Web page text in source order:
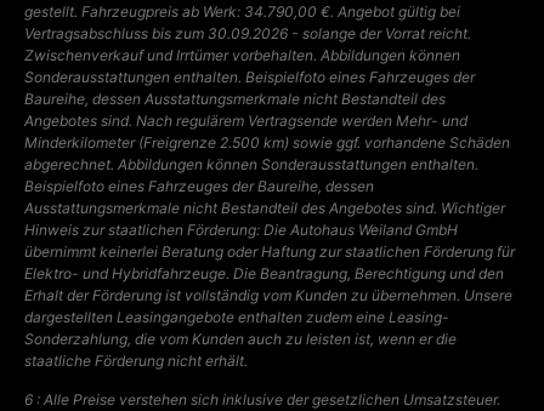
gestellt. Fahrzeugpreis ab Werk: 34.790,00 €. Angebot gültig bei
Vertragsabschluss bis zum 30.09.2026 - solange der Vorrat reicht.
Zwischenverkauf und Irrtümer vorbehalten. Abbildungen können
Sonderausstattungen enthalten. Beispielfoto eines Fahrzeuges der
Baureihe, dessen Ausstattungsmerkmale nicht Bestandteil des
Angebotes sind. Nach regulärem Vertragsende werden Mehr- und
Minderkilometer (Freigrenze 2.500 km) sowie ggf. vorhandene Schäden
abgerechnet. Abbildungen können Sonderausstattungen enthalten.
Beispielfoto eines Fahrzeuges der Baureihe, dessen
Ausstattungsmerkmale nicht Bestandteil des Angebotes sind. Wichtiger
Hinweis zur staatlichen Förderung: Die Autohaus Weiland GmbH
übernimmt keinerlei Beratung oder Haftung zur staatlichen Förderung für
Elektro- und Hybridfahrzeuge. Die Beantragung, Berechtigung und den
Erhalt der Förderung ist vollständig vom Kunden zu übernehmen. Unsere
dargestellten Leasingangebote enthalten zudem eine Leasing-
Sonderzahlung, die vom Kunden auch zu leisten ist, wenn er die
staatliche Förderung nicht erhält.
6 : Alle Preise verstehen sich inklusive der gesetzlichen Umsatzsteuer.